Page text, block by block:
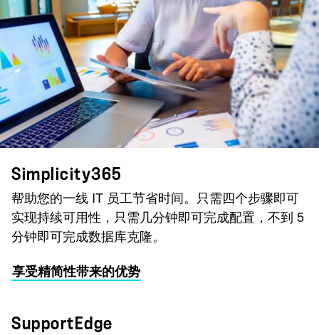
Simplicity365
帮助您的一线 IT 员工节省时间。只需四个步骤即可
实现持续可用性，只需几分钟即可完成配置，不到 5
分钟即可完成数据库克隆。
享受精简性带来的优势
SupportEdge